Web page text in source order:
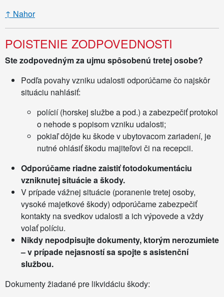
↑ Nahor
POISTENIE ZODPOVEDNOSTI
Ste zodpovedným za ujmu spôsobenú tretej osobe?
Podľa povahy vzniku udalosti odporúčame čo najskôr
situáciu nahlásiť:
polícií (horskej službe a pod.) a zabezpečiť protokol
o nehode s popisom vzniku udalosti;
pokiaľ dôjde ku škode v ubytovacom zariadení, je
nutné ohlásiť škodu majiteľovi či na recepcii.
Odporúčame riadne zaistiť fotodokumentáciu
vzniknutej situácie a škody.
V prípade vážnej situácie (poranenie tretej osoby,
vysoké majetkové škody) odporúčame zabezpečiť
kontakty na svedkov udalosti a ich výpovede a vždy
volať políciu.
Nikdy nepodpisujte dokumenty, ktorým nerozumiete
– v prípade nejasností sa spojte s asistenční
službou.
Dokumenty žiadané pre likvidáciu škody: